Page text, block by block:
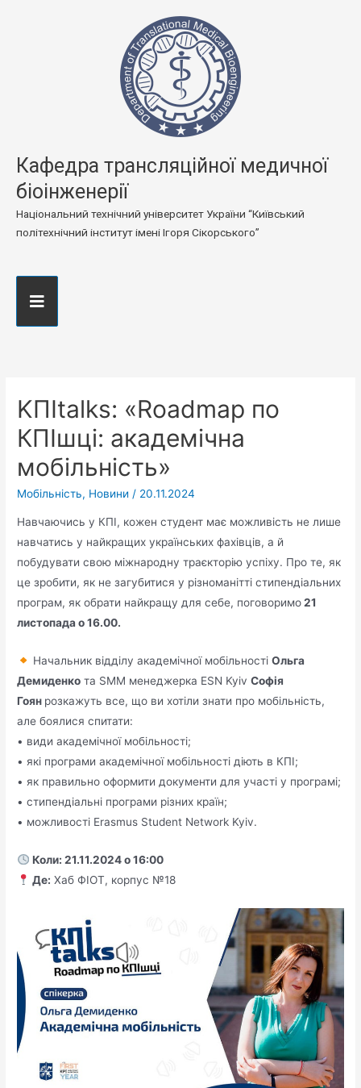
Кафедра трансляційної медичної
біоінженерії
Національний технічний університет України “Київський
політехнічний інститут імені Ігоря Сікорського”
KПItalks: «Roadmap по
КПІшці: академічна
мобільність»
Мобільність, Новини / 20.11.2024
Навчаючись у КПІ, кожен студент має можливість не лише
навчатись у найкращих українських фахівців, а й
побудувати свою міжнародну траєкторію успіху. Про те, як
це зробити, як не загубитися у різноманітті стипендіальних
програм, як обрати найкращу для себе, поговоримо21
листопада о 16.00.
Начальник відділу академічної мобільності Ольга
Демиденко та SMM менеджерка ESN KyivСофія
Гоян розкажуть все, що ви хотіли знати про мобільність,
але боялися спитати:
• види академічної мобільності;
• які програми академічної мобільності діють в КПІ;
• як правильно оформити документи для участі у програмі;
• стипендіальні програми різних країн;
• можливості Erasmus Student Network Kyiv.
Коли: 21.11.2024 о 16:00
Де: Хаб ФІОТ, корпус №18